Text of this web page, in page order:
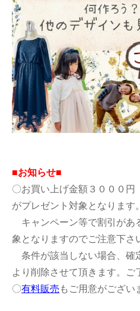
■お知らせ■
〇お買い上げ金額３０００円
がプレゼント対象となります。
キャンペーン等で割引があ
象となりますのでご注意下さ
条件が該当しない場合、確
より削除させて頂きます。ご
〇有料販売 もご用意がござい